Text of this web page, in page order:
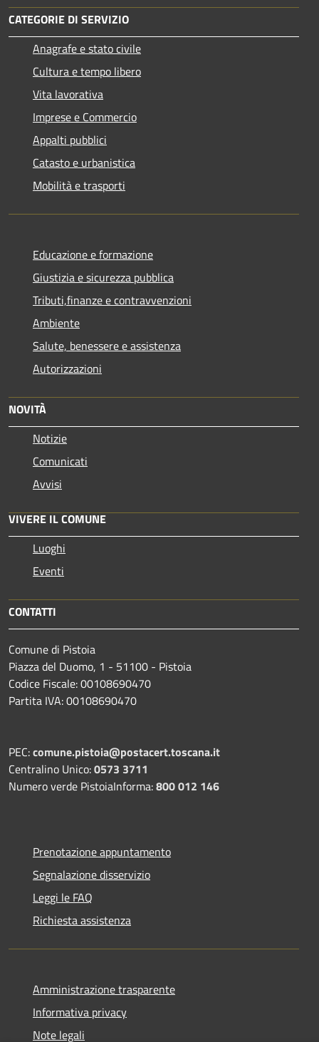
CATEGORIE DI SERVIZIO
Anagrafe e stato civile
Cultura e tempo libero
Vita lavorativa
Imprese e Commercio
Appalti pubblici
Catasto e urbanistica
Mobilità e trasporti
Educazione e formazione
Giustizia e sicurezza pubblica
Tributi,finanze e contravvenzioni
Ambiente
Salute, benessere e assistenza
Autorizzazioni
NOVITÀ
Notizie
Comunicati
Avvisi
VIVERE IL COMUNE
Luoghi
Eventi
CONTATTI
Comune di Pistoia
Piazza del Duomo, 1 - 51100 - Pistoia
Codice Fiscale: 00108690470
Partita IVA: 00108690470
PEC:comune.pistoia@postacert.toscana.it
Centralino Unico:0573 3711
Numero verde PistoiaInforma:800 012 146
Prenotazione appuntamento
Segnalazione disservizio
Leggi le FAQ
Richiesta assistenza
Amministrazione trasparente
Informativa privacy
Note legali